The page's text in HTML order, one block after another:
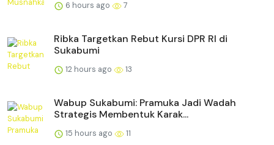
6 hours ago 7
Ribka Targetkan Rebut Kursi DPR RI di
Sukabumi
12 hours ago 13
Wabup Sukabumi: Pramuka Jadi Wadah
Strategis Membentuk Karak...
15 hours ago 11